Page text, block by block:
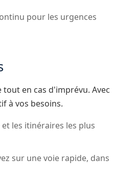
pour les urgences
en cas d'imprévu. Avec
à vos besoins.
les itinéraires les plus
sur une voie rapide, dans